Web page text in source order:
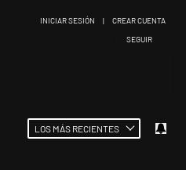
SIGA ESTA
SEGUIR
INICIAR SESIÓN | CREAR CUENTA
LOS MÁS RECIENTES